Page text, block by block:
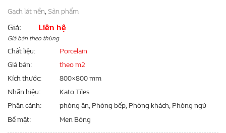
Gạch lát nền, Sản phẩm
Giá: Liên hệ
Giá bán theo thùng
Chất liệu
Porcelain
Giá bán
theo m2
Kích thước
800×800 mm
Nhãn hiệu
Kato Tiles
Phân cảnh
phòng ăn, Phòng bếp, Phòng khách, Phòng ngủ
Bề mặt
Men Bóng